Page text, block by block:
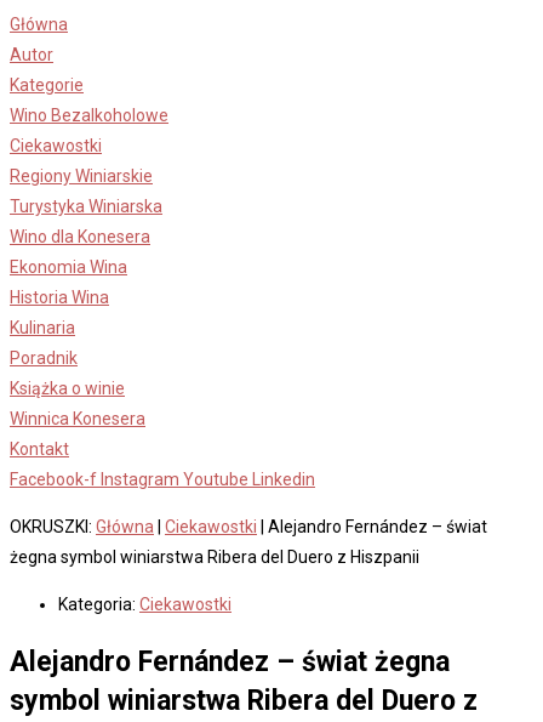
Skip
to
content
Główna
Autor
Kategorie
Wino Bezalkoholowe
Ciekawostki
Regiony Winiarskie
Turystyka Winiarska
Wino dla Konesera
Ekonomia Wina
Historia Wina
Kulinaria
Poradnik
Książka o winie
Winnica Konesera
Kontakt
Facebook-f Instagram Youtube Linkedin
OKRUSZKI: Główna Ciekawostki
Alejandro Fernández – świat
żegna symbol winiarstwa Ribera del Duero z Hiszpanii
Kategoria: Ciekawostki
Alejandro Fernández – świat żegna
symbol winiarstwa Ribera del Duero z